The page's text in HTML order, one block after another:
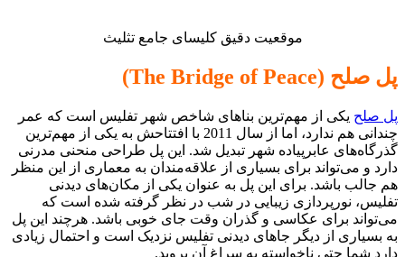
موقعیت دقیق کلیسای جامع تثلیث
پل صلح (The Bridge of Peace)
پل صلح یکی از مهم‌ترین بناهای شاخص شهر تفلیس است که عمر
چندانی هم ندارد، اما از سال 2011 با افتتاحش به یکی از مهم‌ترین
گذرگاه‌های عابرپیاده شهر تبدیل شد. این پل طراحی منحنی مدرنی
دارد و می‌تواند برای بسیاری از علاقه‌مندان به معماری از این منظر
هم جالب باشد. برای این پل به‌ عنوان یکی از مکان‌های دیدنی
تفلیس، نورپردازی زیبایی در شب در نظر گرفته شده‌ است که
می‌تواند برای عکاسی و گذران وقت جای خوبی باشد. هرچند این پل
به بسیاری از دیگر جاهای دیدنی تفلیس نزدیک است و احتمال زیادی
دارد شما حتی ناخواسته به سراغ آن بروید.